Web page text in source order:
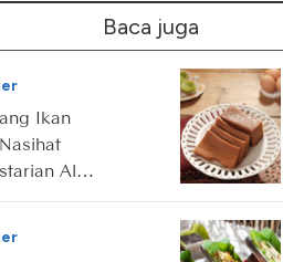
Baca juga
Ikan
Alam